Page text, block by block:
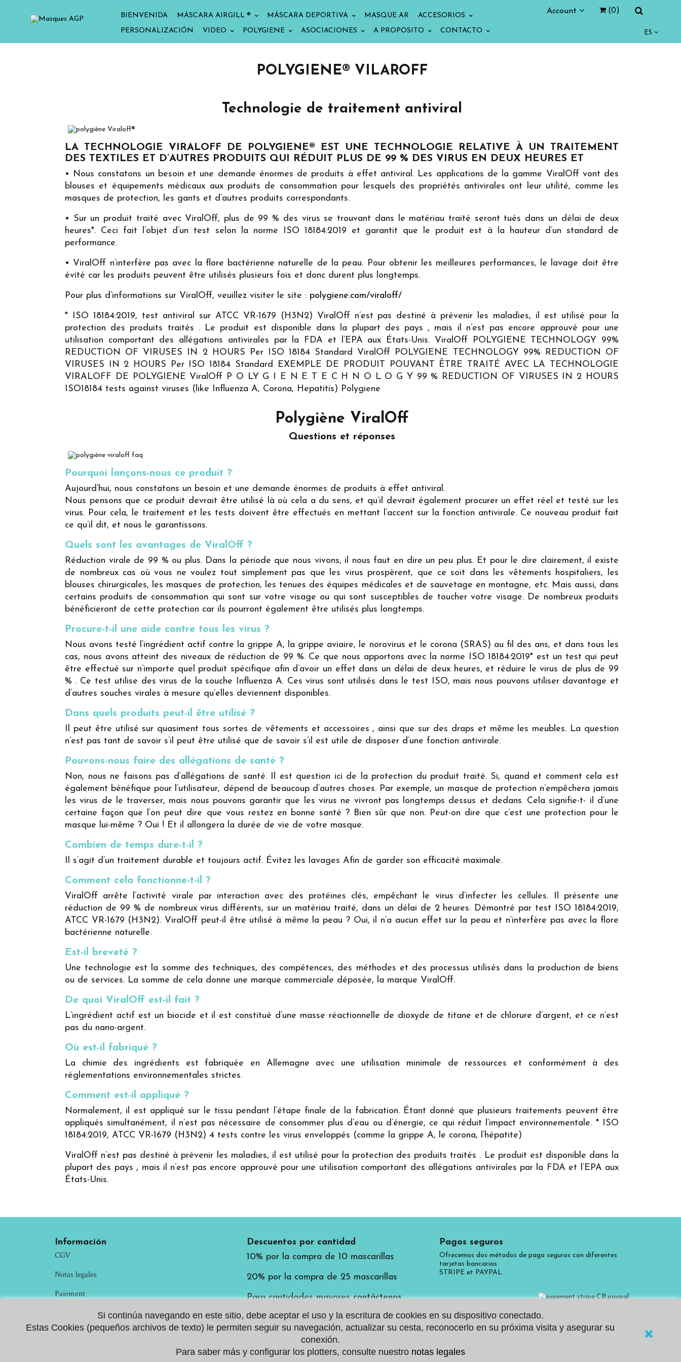
BIENVENIDA MÁSCARA AIRGILL ® MÁSCARA DEPORTIVA MASQUE AR ACCESORIOS
PERSONALIZACIÓN VIDEO POLYGIENE ASOCIACIONES A PROPOSITO CONTACTO
(0)
Account
ES
POLYGIENE® VILAROFF
Technologie de traitement antiviral
LA TECHNOLOGIE VIRALOFF DE POLYGIENE® EST UNE TECHNOLOGIE RELATIVE À UN TRAITEMENT
DES TEXTILES ET D’AUTRES PRODUITS QUI RÉDUIT PLUS DE 99 % DES VIRUS EN DEUX HEURES ET
• Nous constatons un besoin et une demande énormes de produits à effet antiviral. Les applications de la gamme ViralOff vont des
blouses et équipements médicaux aux produits de consommation pour lesquels des propriétés antivirales ont leur utilité, comme les
masques de protection, les gants et d’autres produits correspondants.
• Sur un produit traité avec ViralOff, plus de 99 % des virus se trouvant dans le matériau traité seront tués dans un délai de deux
heures*. Ceci fait l’objet d’un test selon la norme ISO 18184:2019 et garantit que le produit est à la hauteur d’un standard de
performance.
• ViralOff n’interfère pas avec la flore bactérienne naturelle de la peau. Pour obtenir les meilleures performances, le lavage doit être
évité car les produits peuvent être utilisés plusieurs fois et donc durent plus longtemps.
Pour plus d’informations sur ViralOff, veuillez visiter le site : polygiene.com/viraloff/
* ISO 18184:2019, test antiviral sur ATCC VR-1679 (H3N2) ViralOff n’est pas destiné à prévenir les maladies, il est utilisé pour la
protection des produits traités . Le produit est disponible dans la plupart des pays , mais il n’est pas encore approuvé pour une
utilisation comportant des allégations antivirales par la FDA et l’EPA aux États-Unis. ViralOff POLYGIENE TECHNOLOGY 99%
REDUCTION OF VIRUSES IN 2 HOURS Per ISO 18184 Standard ViralOff POLYGIENE TECHNOLOGY 99% REDUCTION OF
VIRUSES IN 2 HOURS Per ISO 18184 Standard EXEMPLE DE PRODUIT POUVANT ÊTRE TRAITÉ AVEC LA TECHNOLOGIE
VIRALOFF DE POLYGIENE ViralOff P O LY G I E N E T E C H N O L O G Y 99 % REDUCTION OF VIRUSES IN 2 HOURS
ISO18184 tests against viruses (like Influenza A, Corona, Hepatitis) Polygiene
Polygiène ViralOff
Questions et réponses
Pourquoi lançons-nous ce produit ?
Aujourd’hui, nous constatons un besoin et une demande énormes de produits à effet antiviral.
Nous pensons que ce produit devrait être utilisé là où cela a du sens, et qu’il devrait également procurer un effet réel et testé sur les
virus. Pour cela, le traitement et les tests doivent être effectués en mettant l’accent sur la fonction antivirale. Ce nouveau produit fait
ce qu’il dit, et nous le garantissons.
Quels sont les avantages de ViralOff ?
Réduction virale de 99 % ou plus. Dans la période que nous vivons, il nous faut en dire un peu plus. Et pour le dire clairement, il existe
de nombreux cas où vous ne voulez tout simplement pas que les virus prospèrent, que ce soit dans les vêtements hospitaliers, les
blouses chirurgicales, les masques de protection, les tenues des équipes médicales et de sauvetage en montagne, etc. Mais aussi, dans
certains produits de consommation qui sont sur votre visage ou qui sont susceptibles de toucher votre visage. De nombreux produits
bénéficieront de cette protection car ils pourront également être utilisés plus longtemps.
Procure-t-il une aide contre tous les virus ?
Nous avons testé l’ingrédient actif contre la grippe A, la grippe aviaire, le norovirus et le corona (SRAS) au fil des ans, et dans tous les
cas, nous avons atteint des niveaux de réduction de 99 %. Ce que nous apportons avec la norme ISO 18184:2019* est un test qui peut
être effectué sur n’importe quel produit spécifique afin d’avoir un effet dans un délai de deux heures, et réduire le virus de plus de 99
% . Ce test utilise des virus de la souche Influenza A. Ces virus sont utilisés dans le test ISO, mais nous pouvons utiliser davantage et
d’autres souches virales à mesure qu’elles deviennent disponibles.
Dans quels produits peut-il être utilisé ?
Il peut être utilisé sur quasiment tous sortes de vêtements et accessoires , ainsi que sur des draps et même les meubles. La question
n’est pas tant de savoir s’il peut être utilisé que de savoir s’il est utile de disposer d’une fonction antivirale.
Pouvons-nous faire des allégations de santé ?
Non, nous ne faisons pas d’allégations de santé. Il est question ici de la protection du produit traité. Si, quand et comment cela est
également bénéfique pour l’utilisateur, dépend de beaucoup d’autres choses. Par exemple, un masque de protection n’empêchera jamais
les virus de le traverser, mais nous pouvons garantir que les virus ne vivront pas longtemps dessus et dedans. Cela signifie-t- il d’une
certaine façon que l’on peut dire que vous restez en bonne santé ? Bien sûr que non. Peut-on dire que c’est une protection pour le
masque lui-même ? Oui ! Et il allongera la durée de vie de votre masque.
Combien de temps dure-t-il ?
Il s’agit d’un traitement durable et toujours actif. Évitez les lavages Afin de garder son efficacité maximale.
Comment cela fonctionne-t-il ?
ViralOff arrête l’activité virale par interaction avec des protéines clés, empêchant le virus d’infecter les cellules. Il présente une
réduction de 99 % de nombreux virus différents, sur un matériau traité, dans un délai de 2 heures. Démontré par test ISO 18184:2019,
ATCC VR-1679 (H3N2). ViralOff peut-il être utilisé à même la peau ? Oui, il n’a aucun effet sur la peau et n’interfère pas avec la flore
bactérienne naturelle.
Est-il breveté ?
Une technologie est la somme des techniques, des compétences, des méthodes et des processus utilisés dans la production de biens
ou de services. La somme de cela donne une marque commerciale déposée, la marque ViralOff.
De quoi ViralOff est-il fait ?
L’ingrédient actif est un biocide et il est constitué d’une masse réactionnelle de dioxyde de titane et de chlorure d’argent, et ce n’est
pas du nano-argent.
Où est-il fabriqué ?
La chimie des ingrédients est fabriquée en Allemagne avec une utilisation minimale de ressources et conformément à des
réglementations environnementales strictes.
Comment est-il appliqué ?
Normalement, il est appliqué sur le tissu pendant l’étape finale de la fabrication. Étant donné que plusieurs traitements peuvent être
appliqués simultanément, il n’est pas nécessaire de consommer plus d’eau ou d’énergie, ce qui réduit l’impact environnementale. * ISO
18184:2019, ATCC VR-1679 (H3N2) 4 tests contre les virus enveloppés (comme la grippe A, le corona, l’hépatite)
ViralOff n’est pas destiné à prévenir les maladies, il est utilisé pour la protection des produits traités . Le produit est disponible dans la
plupart des pays , mais il n’est pas encore approuvé pour une utilisation comportant des allégations antivirales par la FDA et l’EPA aux
États-Unis.
Información
CGV
Notas legales
Paiement
política de confidencialidad
Descuentos por cantidad
10% por la compra de 10 mascarillas
20% por la compra de 25 mascarillas
Para cantidades mayorescontáctenos
Pagos seguros
Ofrecemos dos métodos de pago seguros con diferentes
tarjetas bancarias.
STRIPE et PAYPAL
Si continúa navegando en este sitio, debe aceptar el uso y la escritura de cookies en su dispositivo conectado.
Estas Cookies (pequeños archivos de texto) le permiten seguir su navegación, actualizar su cesta, reconocerlo en su próxima visita y asegurar su
conexión.
Para saber más y configurar los plotters, consulte nuestro notas legales
© 2020 máscaras AGP. Todos los derechos reservados.